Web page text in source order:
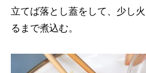
立てば落とし蓋をして、少し
るまで煮込む。